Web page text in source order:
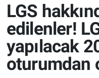
LGS
edilenler!
yapılacak
oturumdan